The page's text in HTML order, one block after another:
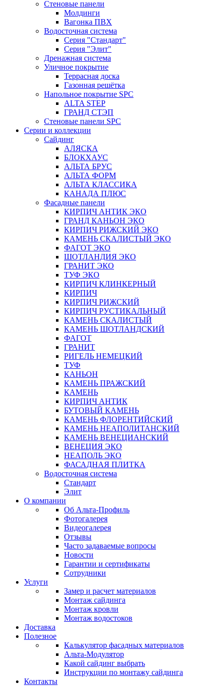
Стеновые панели
Молдинги
Вагонка ПВХ
Водосточная система
Серия "Стандарт"
Серия "Элит"
Дренажная система
Уличное покрытие
Террасная доска
Газонная решётка
Напольное покрытие SPC
ALTA STEP
ГРАНД СТЭП
Стеновые панели SPC
Серии и коллекции
Сайдинг
АЛЯСКА
БЛОКХАУС
АЛЬТА БРУС
АЛЬТА ФОРМ
АЛЬТА КЛАССИКА
КАНАДА ПЛЮС
Фасадные панели
КИРПИЧ АНТИК ЭКО
ГРАНД КАНЬОН ЭКО
КИРПИЧ РИЖСКИЙ ЭКО
КАМЕНЬ СКАЛИСТЫЙ ЭКО
ФАГОТ ЭКО
ШОТЛАНДИЯ ЭКО
ГРАНИТ ЭКО
ТУФ ЭКО
КИРПИЧ КЛИНКЕРНЫЙ
КИРПИЧ
КИРПИЧ РИЖСКИЙ
КИРПИЧ РУСТИКАЛЬНЫЙ
КАМЕНЬ СКАЛИСТЫЙ
КАМЕНЬ ШОТЛАНДСКИЙ
ФАГОТ
ГРАНИТ
РИГЕЛЬ НЕМЕЦКИЙ
ТУФ
КАНЬОН
КАМЕНЬ ПРАЖСКИЙ
КАМЕНЬ
КИРПИЧ АНТИК
БУТОВЫЙ КАМЕНЬ
КАМЕНЬ ФЛОРЕНТИЙСКИЙ
КАМЕНЬ НЕАПОЛИТАНСКИЙ
КАМЕНЬ ВЕНЕЦИАНСКИЙ
ВЕНЕЦИЯ ЭКО
НЕАПОЛЬ ЭКО
ФАСАДНАЯ ПЛИТКА
Водосточная система
Стандарт
Элит
О компании
Об Альта-Профиль
Фотогалерея
Видеогалерея
Отзывы
Часто задаваемые вопросы
Новости
Гарантии и сертификаты
Сотрудники
Услуги
Замер и расчет материалов
Монтаж сайдинга
Монтаж кровли
Монтаж водостоков
Доставка
Полезное
Калькулятор фасадных материалов
Альта-Модулятор
Какой сайдинг выбрать
Инструкции по монтажу сайдинга
Контакты